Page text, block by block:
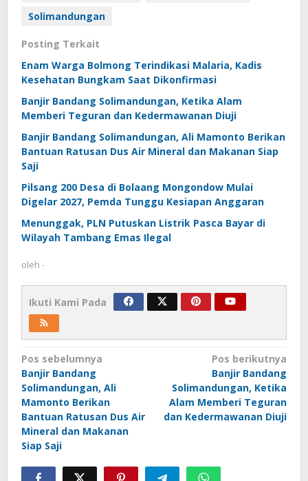
Solimandungan
Posting Terkait
Enam Warga Bolmong Terindikasi Malaria, Kadis
Kesehatan Bungkam Saat Dikonfirmasi
Banjir Bandang Solimandungan, Ketika Alam
Memberi Teguran dan Kedermawanan Diuji
Banjir Bandang Solimandungan, Ali Mamonto Berikan
Bantuan Ratusan Dus Air Mineral dan Makanan Siap
Saji
Pilsang 200 Desa di Bolaang Mongondow Mulai
Digelar 2027, Pemda Tunggu Kesiapan Anggaran
Menunggak, PLN Putuskan Listrik Pasca Bayar di
Wilayah Tambang Emas Ilegal
oleh -
Ikuti Kami Pada
Navigasi
pos
Pos sebelumnya
Banjir Bandang
Solimandungan, Ali
Mamonto Berikan
Bantuan Ratusan Dus Air
Mineral dan Makanan
Siap Saji
Pos berikutnya
Banjir Bandang
Solimandungan, Ketika
Alam Memberi Teguran
dan Kedermawanan Diuji